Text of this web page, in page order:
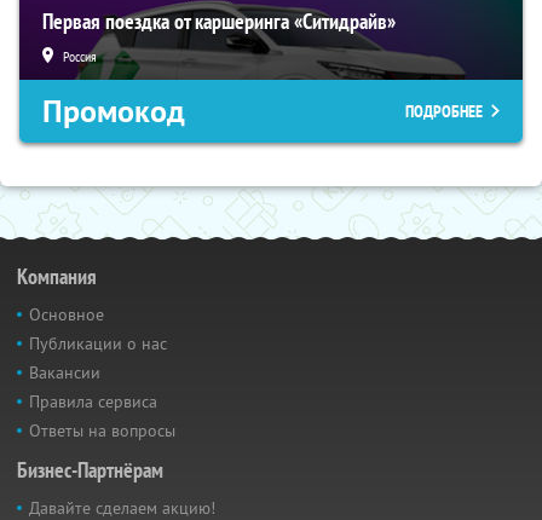
Первая поездка от каршеринга «Ситидрайв»
Россия
Промокод ПОДРОБНЕЕ
Компания
Основное
Публикации о нас
Вакансии
Правила сервиса
Ответы на вопросы
Бизнес-Партнёрам
Давайте сделаем акцию!